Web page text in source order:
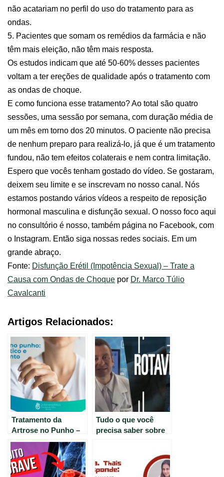
não acatariam no perfil do uso do tratamento para as
ondas.
5. Pacientes que somam os remédios da farmácia e não
têm mais eleição, não têm mais resposta.
Os estudos indicam que até 50-60% desses pacientes
voltam a ter ereções de qualidade após o tratamento com
as ondas de choque.
E como funciona esse tratamento? Ao total são quatro
sessões, uma sessão por semana, com duração média de
um mês em torno dos 20 minutos. O paciente não precisa
de nenhum preparo para realizá-lo, já que é um tratamento
fundou, não tem efeitos colaterais e nem contra limitação.
Espero que vocês tenham gostado do vídeo. Se gostaram,
deixem seu limite e se inscrevam no nosso canal. Nós
estamos postando vários vídeos a respeito de reposição
hormonal masculina e disfunção sexual. O nosso foco aqui
no consultório é nosso, também página no Facebook, com
o Instagram. Então siga nossas redes sociais. Em um
grande abraço.
Fonte: Disfunção Erétil (Impotência Sexual) – Trate a
Causa com Ondas de Choque por Dr. Marco Túlio
Cavalcanti
Artigos Relacionados:
Tratamento da
Artrose no Punho –
Saiba como lidar
com essa condição –
Dr. Fernando Moya
CRM 112046
Tudo o que você
precisa saber sobre
e prevenção